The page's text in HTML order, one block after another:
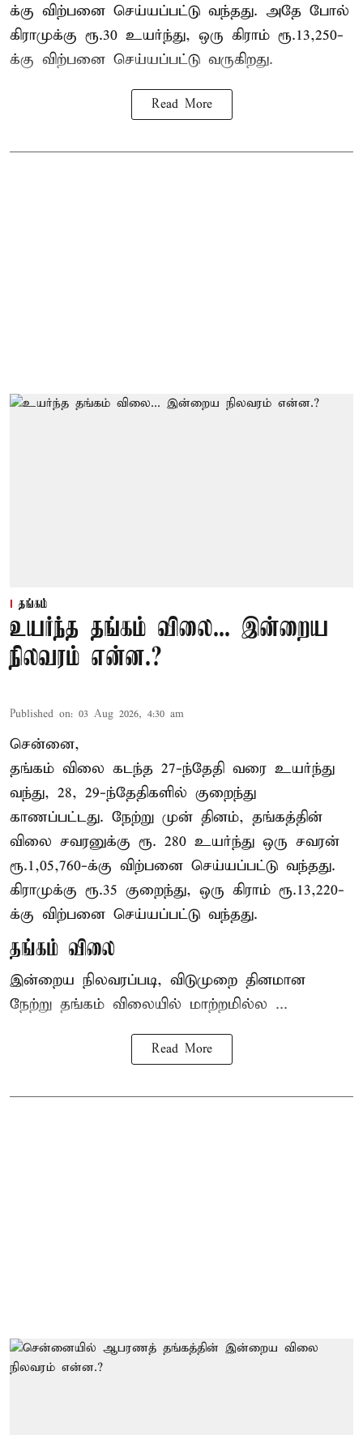
க்கு விற்பனை செய்யப்பட்டு வந்தது. அதே போல்
கிராமுக்கு ரூ.30 உயர்ந்து, ஒரு கிராம் ரூ.13,250-
க்கு விற்பனை செய்யப்பட்டு வருகிறது.
Read More
தங்கம்
உயர்ந்த தங்கம் விலை... இன்றைய
நிலவரம் என்ன.?
Published on: 03 Aug 2026, 4:30 am
சென்னை,
தங்கம் விலை கடந்த 27-ந்தேதி வரை உயர்ந்து
வந்து, 28, 29-ந்தேதிகளில் குறைந்து
காணப்பட்டது. நேற்று முன் தினம், தங்கத்தின்
விலை சவரனுக்கு ரூ. 280 உயர்ந்து ஒரு சவரன்
ரூ.1,05,760-க்கு விற்பனை செய்யப்பட்டு வந்தது.
கிராமுக்கு ரூ.35 குறைந்து, ஒரு கிராம் ரூ.13,220-
க்கு விற்பனை செய்யப்பட்டு வந்தது.
தங்கம் விலை
இன்றைய நிலவரப்படி, விடுமுறை தினமான
நேற்று தங்கம் விலையில் மாற்றமில்ல ...
Read More